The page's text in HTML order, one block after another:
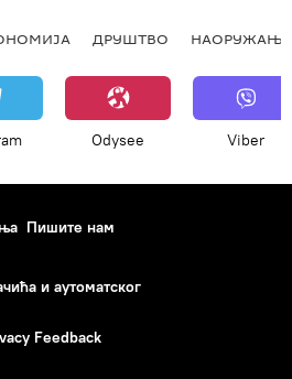
ДРУШТВО НАОРУЖАЊЕ
Odysee Viber
Пишите нам
и аутоматског
Feedback